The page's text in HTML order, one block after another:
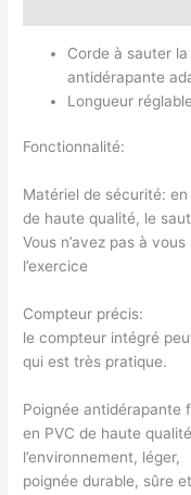
Corde à sauter
antidérapante
Longueur
Fonctionnalité:
Matériel de sécurité:
de haute qualité, le
Vous n’avez pas à
l’exercice
Compteur précis:
le compteur intégré
qui est très pratique.
Poignée antidérapante
en PVC de haute
l’environnement, léger,
poignée durable, sûre